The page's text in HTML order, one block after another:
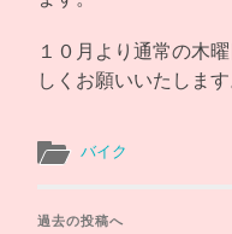
１０月より通常の木
しくお願いいたします
バイク
過去の投稿へ